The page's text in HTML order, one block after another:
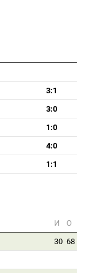
3:1
3:0
1:0
4:0
1:1
И
О
30 68